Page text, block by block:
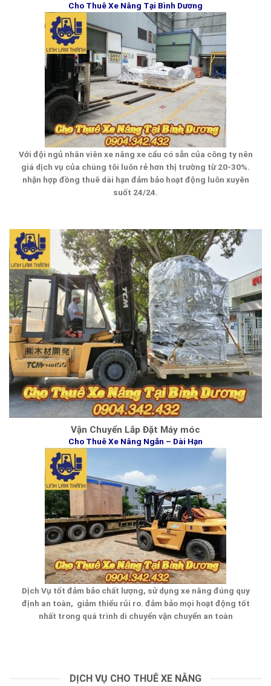
Cho Thuê Xe Nâng Tại Bình Dương
Với đội ngủ nhân viên xe nâng xe cẩu có sẳn của công ty nên
giá dịch vụ của chúng tôi luôn rẻ hơn thị trường từ 20-30%.
nhận hợp đồng thuê dài hạn đảm bảo hoạt động luôn xuyên
suốt 24/24.
Vận Chuyển Lắp Đặt Máy móc
Cho Thuê Xe Nâng Ngắn – Dài Hạn
Dịch Vụ tốt đảm bảo chất lượng, sử dụng xe nâng đúng quy
định an toàn, giảm thiểu rủi ro. đảm bảo mọi hoạt động tốt
nhất trong quá trình di chuyển vận chuyển an toàn
DỊCH VỤ CHO THUÊ XE NÂNG